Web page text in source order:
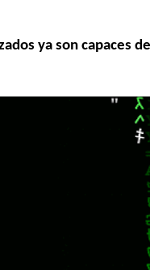
ya son capaces